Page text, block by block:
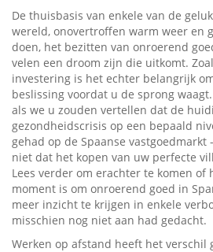
De thuisbasis van enkele van de
wereld, onovertroffen warm weer en
doen, het bezitten van onroerend
velen een droom zijn die uitkomt.
investering is het echter belangrijk
beslissing voordat u de sprong
als we u zouden vertellen dat de
gezondheidscrisis op een bepaald
gehad op de Spaanse
niet dat het kopen van uw perfecte
Lees verder om erachter te komen of
moment is om onroerend goed in
meer inzicht te krijgen in enkele
misschien nog niet aan had gedacht.
Werken op afstand heeft het verschil